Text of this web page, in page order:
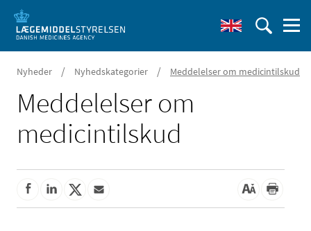
Nyheder / Nyhedskategorier / Meddelelser om medicintilskud
Meddelelser om
medicintilskud